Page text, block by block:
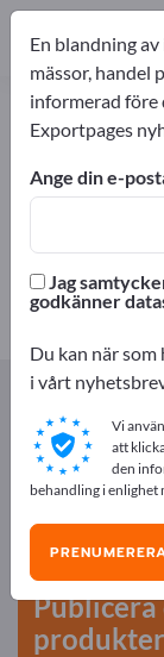
och
1
Exportpages
Behov –
En blandning
mässor, handel
informerad före
Exportpages
Ange din e-
Jag
godkänner
Du kan när
i vårt
Vi
att
den
behandling i enlighet